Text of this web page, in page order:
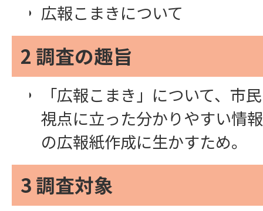
広報こまきについて
2 調査の趣旨
「広報こまき」について、市
視点に立った分かりやすい情
の広報紙作成に生かすため。
3 調査対象